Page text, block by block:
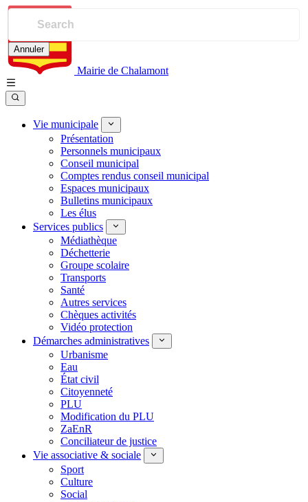
Mairie de Chalamont
Vie municipale
Présentation
Personnels municipaux
Conseil municipal
Comptes rendus conseil municipal
Espaces municipaux
Bulletins municipaux
Les élus
Services publics
Médiathèque
Déchetterie
Groupe scolaire
Transports
Santé
Autres services
Chèques activités
Vidéo protection
Démarches administratives
Urbanisme
Eau
État civil
Citoyenneté
PLU
Modification du PLU
ZaEnR
Conciliateur de justice
Vie associative & sociale
Sport
Culture
Social
Annuler